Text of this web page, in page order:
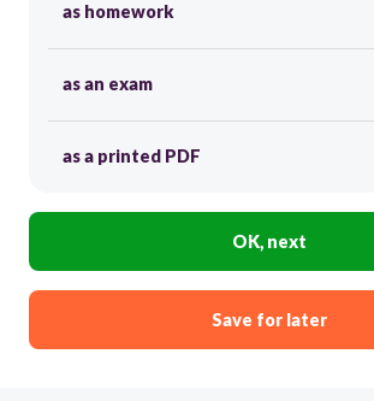
as homework
as an exam
as a printed PDF
OK, next
Save for later